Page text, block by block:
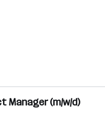
Manager (m/w/d)